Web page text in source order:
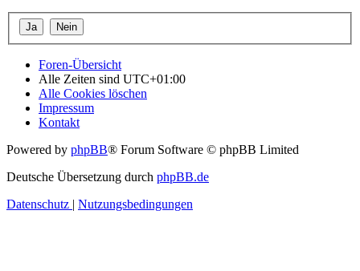
Foren-Übersicht
Alle Zeiten sind UTC+01:00
Alle Cookies löschen
Impressum
Kontakt
Powered by phpBB® Forum Software © phpBB Limited
Deutsche Übersetzung durch phpBB.de
Datenschutz | Nutzungsbedingungen